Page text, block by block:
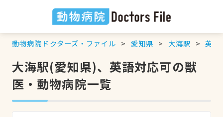
動物病院ドクターズ・ファイル 愛知県 大海駅 英語
大海駅(愛知県)、英語対応可の獣
医・動物病院一覧